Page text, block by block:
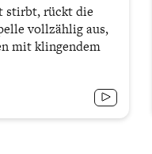
stirbt, rückt die
vollzählig aus,
mit klingendem